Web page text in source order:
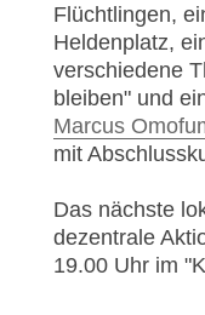
Flüchtlingen,
Heldenplatz,
verschiedene
bleiben" und
Marcus
mit
Das nächste
dezentrale
19.00 Uhr im